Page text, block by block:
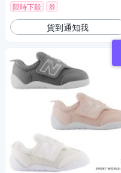
限時下殺
券
貨到通知我